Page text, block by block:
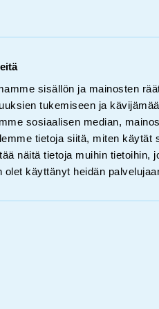
sisällön ja mainosten
tukemiseen ja
sosiaalisen median,
tietoja siitä, miten käytät
näitä tietoja muihin tietoihin,
olet käyttänyt heidän